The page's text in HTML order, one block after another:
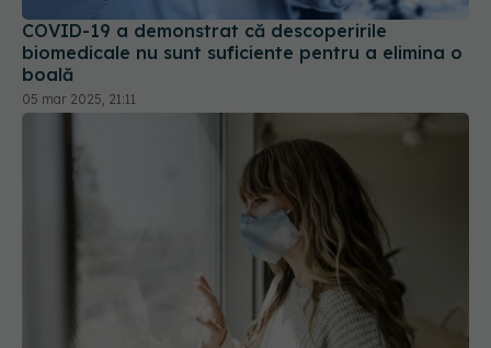
COVID-19 a demonstrat că descoperirile
biomedicale nu sunt suficiente pentru a elimina o
boală
05 mar 2025, 21:11